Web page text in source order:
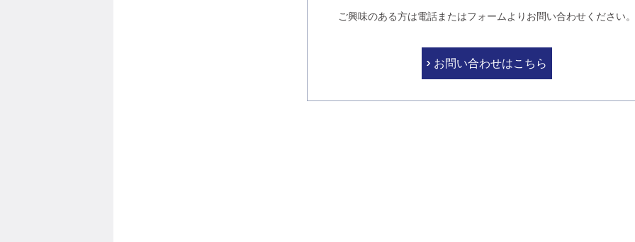
ご興味のある方は電話またはフォームよりお問い合わせください。
お問い合わせはこちら